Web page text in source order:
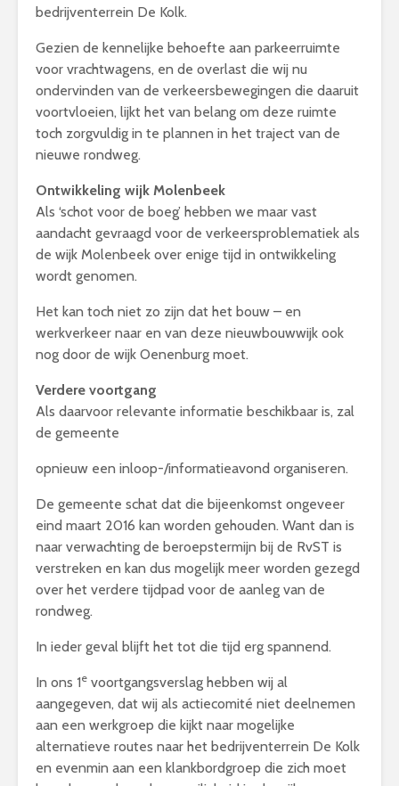
bedrijventerrein De Kolk.
Gezien de kennelijke behoefte aan parkeerruimte
voor vrachtwagens, en de overlast die wij nu
ondervinden van de verkeersbewegingen die daaruit
voortvloeien, lijkt het van belang om deze ruimte
toch zorgvuldig in te plannen in het traject van de
nieuwe rondweg.
Ontwikkeling wijk Molenbeek
Als ‘schot voor de boeg’ hebben we maar vast
aandacht gevraagd voor de verkeersproblematiek als
de wijk Molenbeek over enige tijd in ontwikkeling
wordt genomen.
Het kan toch niet zo zijn dat het bouw – en
werkverkeer naar en van deze nieuwbouwwijk ook
nog door de wijk Oenenburg moet.
Verdere voortgang
Als daarvoor relevante informatie beschikbaar is, zal
de gemeente
opnieuw een inloop-/informatieavond organiseren.
De gemeente schat dat die bijeenkomst ongeveer
eind maart 2016 kan worden gehouden. Want dan is
naar verwachting de beroepstermijn bij de RvST is
verstreken en kan dus mogelijk meer worden gezegd
over het verdere tijdpad voor de aanleg van de
rondweg.
In ieder geval blijft het tot die tijd erg spannend.
In ons 1e voortgangsverslag hebben wij al
aangegeven, dat wij als actiecomité niet deelnemen
aan een werkgroep die kijkt naar mogelijke
alternatieve routes naar het bedrijventerrein De Kolk
en evenmin aan een klankbordgroep die zich moet